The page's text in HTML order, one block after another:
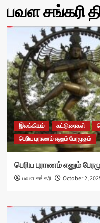
பவள சங்கரி
இலக்கியம் கட்டுரைகள்
பெரிய புராணம் எனும் பேரமுதம்
பெரிய புராணம் எனும்
பவள சங்கரி October 2,